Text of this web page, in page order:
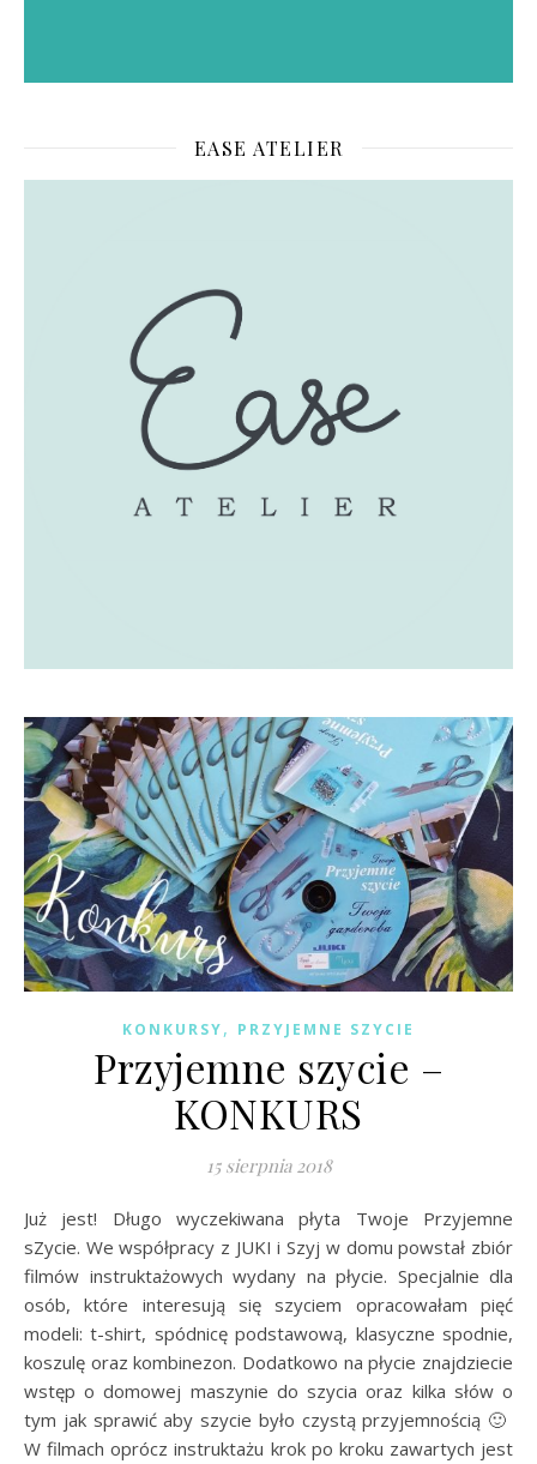
EASE ATELIER
KONKURSY, PRZYJEMNE SZYCIE
Przyjemne szycie –
KONKURS
15 sierpnia 2018
Już jest! Długo wyczekiwana płyta Twoje Przyjemne
sZycie. We współpracy z JUKI i Szyj w domu powstał zbiór
filmów instruktażowych wydany na płycie. Specjalnie dla
osób, które interesują się szyciem opracowałam pięć
modeli: t-shirt, spódnicę podstawową, klasyczne spodnie,
koszulę oraz kombinezon. Dodatkowo na płycie znajdziecie
wstęp o domowej maszynie do szycia oraz kilka słów o
tym jak sprawić aby szycie było czystą przyjemnością 🙂
W filmach oprócz instruktażu krok po kroku zawartych jest